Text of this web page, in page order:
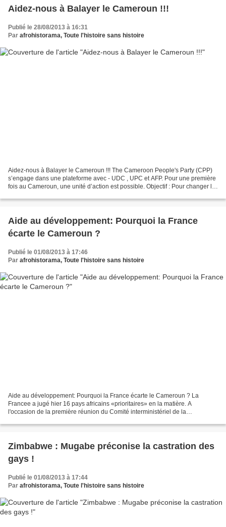
Aidez-nous à Balayer le Cameroun !!!
Publié le 28/08/2013 à 16:31
Par afrohistorama, Toute l'histoire sans histoire
Aidez-nous à Balayer le Cameroun !!! The Cameroon People's Party (CPP)
s’engage dans une plateforme avec - UDC , UPC et AFP. Pour une première
fois au Cameroun, une unité d’action est possible. Objectif : Pour changer la
Aide au développement: Pourquoi la France
écarte le Cameroun ?
Publié le 01/08/2013 à 17:46
Par afrohistorama, Toute l'histoire sans histoire
Aide au développement: Pourquoi la France écarte le Cameroun ? La
Francee a jugé hier 16 pays africains «prioritaires» en la matière. A
l'occasion de la première réunion du Comité interministériel de la
Zimbabwe : Mugabe préconise la castration des
gays !
Publié le 01/08/2013 à 17:44
Par afrohistorama, Toute l'histoire sans histoire